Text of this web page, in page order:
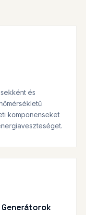
és
komponenseket